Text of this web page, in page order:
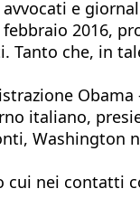
e
2016,
che, in
italiano,
cui nei